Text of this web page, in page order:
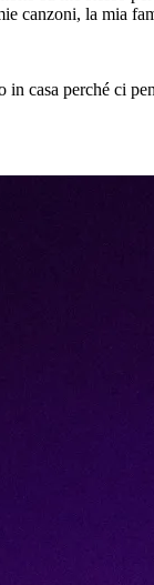
canzoni, la mia
casa perché ci